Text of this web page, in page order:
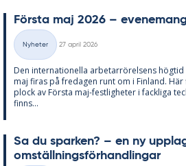
Förs­ta maj 2026 –
Kategorier
Nyheter
27 april 2026
Den in­ter­na­tio­nel­la ar­be­tar­rö­rel­sens hög­tid
maj fi­ras på fre­da­gen runt om i Fin­land. Här
plock av Förs­ta maj-fest­lig­he­ter i fack­li­ga
fin­ns...
Sa du spar­ken? – en ny
om­ställ­nings­för­hand­ling­ar